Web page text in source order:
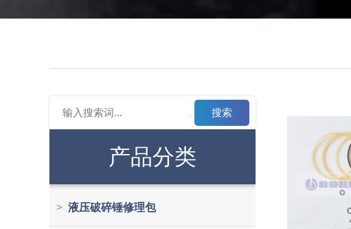
搜索
产品分类
> 液压破碎锤修理包